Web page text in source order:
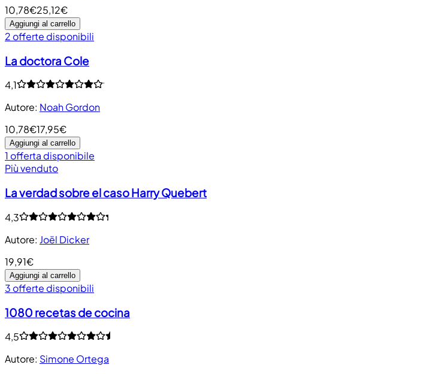
10,78€25,12€
Aggiungi al carrello
2 offerte disponibili
La doctora Cole
4,1
Autore: Noah Gordon
10,78€17,95€
Aggiungi al carrello
1 offerta disponibile
Più venduto
La verdad sobre el caso Harry Quebert
4,3
Autore: Joël Dicker
19,91€
Aggiungi al carrello
3 offerte disponibili
1080 recetas de cocina
4,5
Autore: Simone Ortega